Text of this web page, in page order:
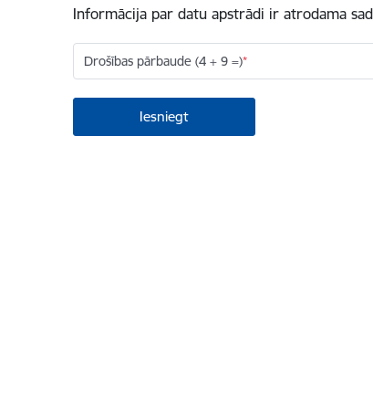
Informācija par datu apstrādi ir atrodama
Drošības pārbaude (4 + 9 =)